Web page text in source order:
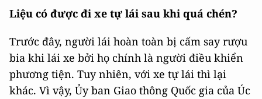
Liệu có được đi xe tự lái sau khi quá chén?
Trước đây, người lái hoàn toàn bị cấm say rượu
bia khi lái xe bởi họ chính là người điều khiển
phương tiện. Tuy nhiên, với xe tự lái thì lại
khác. Vì vậy, Ủy ban Giao thông Quốc gia của Úc